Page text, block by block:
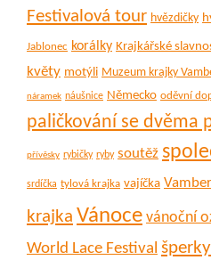
Festivalová tour hvězdičky
Jablonec korálky Krajkářské
květy motýli Muzeum krajky
náramek náušnice Německo oděvní
paličkování se dvěma
přívěsky rybičky ryby soutěž
srdíčka tylová krajka vajíčka
krajka Vánoce vánoční
World Lace Festival šperky